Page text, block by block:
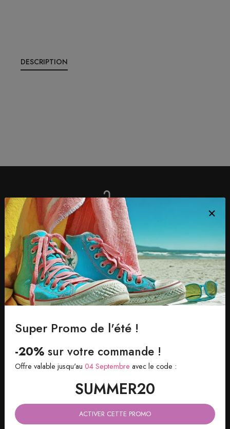
DESCRIPTION
LIVRAISON OFFERTE
dès 4 paires achetées
Avec suivi de votre commande
SATISFAIT OU REMBOURSÉ
Retour possible sous 30 jours
Super Promo de l'été !
-20% sur votre commande !
Offre valable jusqu'au 04 Septembre avec le code :
SUMMER20
ACTIVER CETTE PROMO